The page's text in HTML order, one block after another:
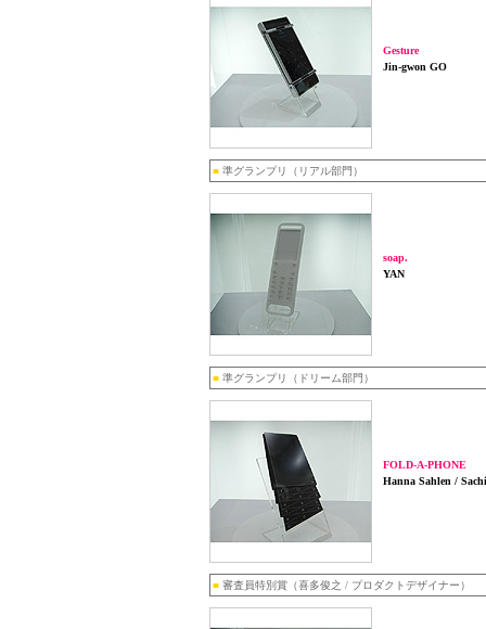
Gesture
Jin-gwon GO
■ 準グランプリ（リアル部門）
soap.
YAN
■ 準グランプリ（ドリーム部門）
FOLD-A-PHONE
Hanna Sahlen /
■ 審査員特別賞（喜多俊之 / プロダクトデザイナー）